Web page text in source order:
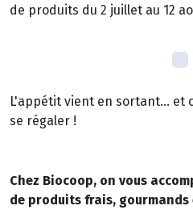
de produits du 2 juillet au 12
L'appétit vient en sortant... et
se régaler !
Chez Biocoop, on vous
de produits frais,